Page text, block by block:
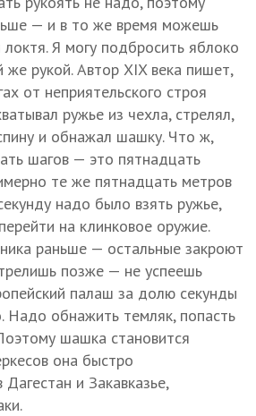
— и в то же время можешь
локтя. Я могу подбросить яблоко
же рукой. Автор XIX века пишет,
от неприятельского строя
ружье из чехла, стрелял,
и обнажал шашку. Что ж,
шагов — это пятнадцать
те же пятнадцать метров
надо было взять ружье,
на клинковое оружие.
раньше — остальные закроют
позже — не успеешь
палаш за долю секунды
Надо обнажить темляк, попасть
шашка становится
она быстро
и Закавказье,